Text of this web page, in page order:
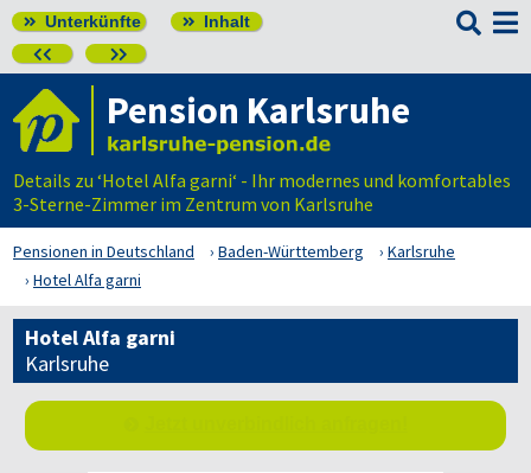
 Unterkünfte  Inhalt
 

Pension Karlsruhe
Details zu ‘Hotel Alfa garni‘ - Ihr modernes und komfortables
3-Sterne-Zimmer im Zentrum von Karlsruhe
Pensionen in Deutschland Baden-Württemberg
Karlsruhe
Hotel Alfa garni
Hotel Alfa garni
Karlsruhe